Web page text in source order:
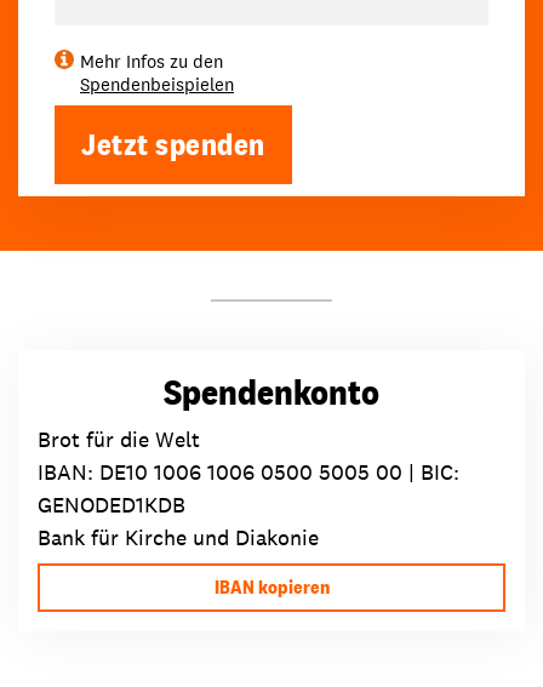
Mehr Infos zu den
Spendenbeispielen
Jetzt spenden
Spendenkonto
Brot für die Welt
IBAN: DE10 1006 1006 0500 5005 00 | BIC:
GENODED1KDB
Bank für Kirche und Diakonie
IBAN kopieren